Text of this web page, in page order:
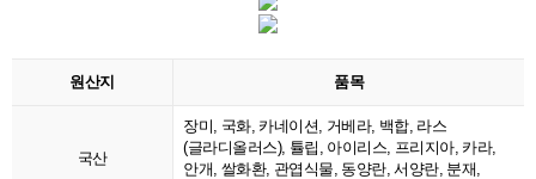
원산지 품목
국산
장미, 국화, 카네이션, 거베라, 백합, 라스
(글라디올러스), 튤립, 아이리스, 프리지아, 카라,
안개, 쌀화환, 관엽식물, 동양란, 서양란, 분재,